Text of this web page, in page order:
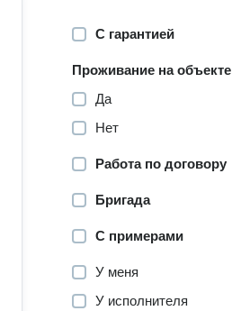
С гарантией
Проживание на объекте
Да
Нет
Работа по договору
Бригада
С примерами
У меня
У исполнителя